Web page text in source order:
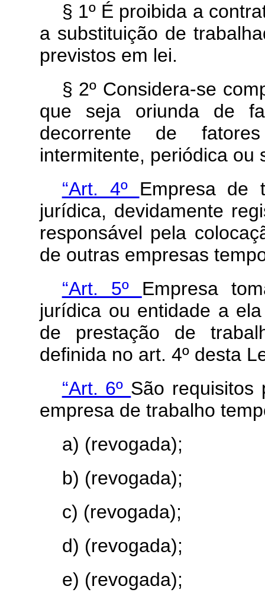
§ 1º É proibida a
a substituição de
previstos em lei.
§ 2º Considera-se
que seja oriunda de
decorrente de
intermitente, periódica ou
“Art. 4º Empresa de
jurídica, devidamente
responsável pela
de outras empresas
“Art. 5º Empresa
jurídica ou entidade a
de prestação de
definida no art. 4º desta
“Art. 6º São requisitos
empresa de trabalho
a) (revogada);
b) (revogada);
c) (revogada);
d) (revogada);
e) (revogada);